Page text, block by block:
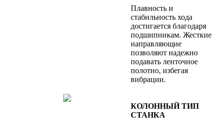
Плавность и
стабильность хода
достигается благодаря
подшипникам. Жесткие
направляющие
позволяют надежно
подавать ленточное
полотно, избегая
вибрации.
КОЛОННЫЙ ТИП
СТАНКА